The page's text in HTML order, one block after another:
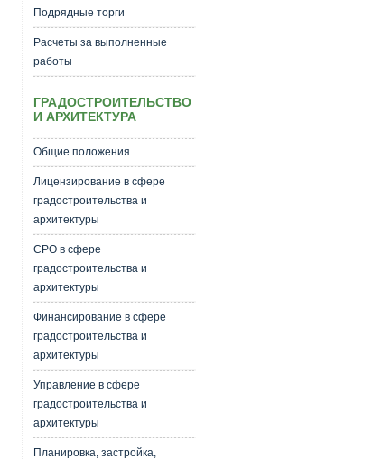
Подрядные торги
Расчеты за выполненные
работы
ГРАДОСТРОИТЕЛЬСТВО
И АРХИТЕКТУРА
Общие положения
Лицензирование в сфере
градостроительства и
архитектуры
СРО в сфере
градостроительства и
архитектуры
Финансирование в сфере
градостроительства и
архитектуры
Управление в сфере
градостроительства и
архитектуры
Планировка, застройка,